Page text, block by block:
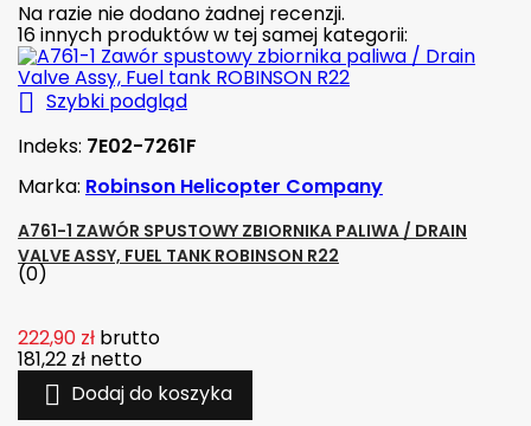
Na razie nie dodano żadnej recenzji.
16 innych produktów w tej samej kategorii:
 Szybki podgląd
Indeks: 7E02-7261F
Marka: Robinson Helicopter Company
A761-1 ZAWÓR SPUSTOWY ZBIORNIKA PALIWA / DRAIN
VALVE ASSY, FUEL TANK ROBINSON R22
(0)
222,90 zł brutto
181,22 zł netto
 Dodaj do koszyka